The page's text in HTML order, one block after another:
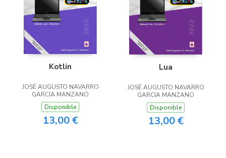
Kotlin
JOSÉ AUGUSTO NAVARRO
GARCIA MANZANO
Disponible
13,00 €
Lua
JOSÉ AUGUSTO NAVARRO
GARCIA MANZANO
Disponible
13,00 €